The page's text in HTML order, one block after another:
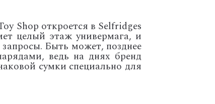
Shop откроется в Selfridges
целый этаж универмага, и
Быть может, позднее
ведь на днях бренд
сумки специально для